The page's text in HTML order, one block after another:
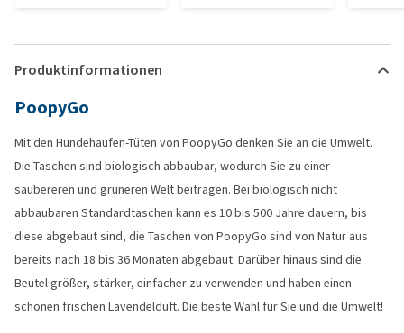
Produktinformationen
PoopyGo
Mit den Hundehaufen-Tüten von PoopyGo denken Sie an die Umwelt.
Die Taschen sind biologisch abbaubar, wodurch Sie zu einer
saubereren und grüneren Welt beitragen. Bei biologisch nicht
abbaubaren Standardtaschen kann es 10 bis 500 Jahre dauern, bis
diese abgebaut sind, die Taschen von PoopyGo sind von Natur aus
bereits nach 18 bis 36 Monaten abgebaut. Darüber hinaus sind die
Beutel größer, stärker, einfacher zu verwenden und haben einen
schönen frischen Lavendelduft. Die beste Wahl für Sie und die Umwelt!